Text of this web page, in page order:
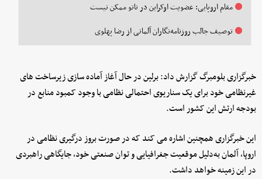
مقام اروپایی: عضویت اوکراین در ناتو ممکن نیست
توصیف جالب روزنامه‌نگاران آلمانی از رضا پهلوی
خبرگزاری بلومبرگ گزارش داد: برلین در حال آغاز آماده‌ سازی زیرساخت‌ های
غیرنظامی خود برای یک سناریوی احتمالی نظامی با وجود کمبود منابع در
بودجه ارتش این کشور است.
این خبرگزاری همچنین اشاره می‌ کند که در صورت بروز درگیری نظامی در
اروپا، آلمان به‌دلیل موقعیت جغرافیایی و توان صنعتی خود، جایگاهی راهبردی
در این زمینه خواهد داشت.